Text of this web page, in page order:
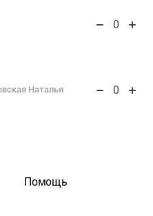
0
Наталья 0
Помощь